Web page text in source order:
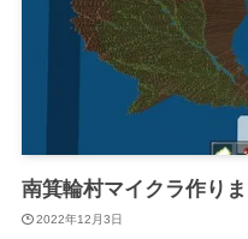
南箕輪村マイクラ作り
2022年12月3日